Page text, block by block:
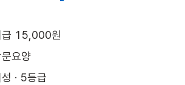
급 15,000원
문요양
· 5등급